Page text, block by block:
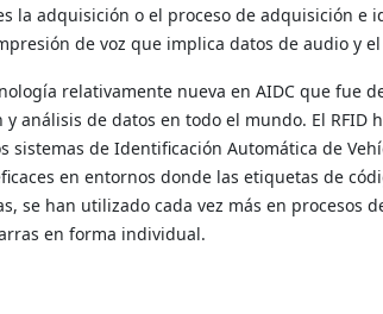
la adquisición o el proceso de adquisición
de voz que implica datos de audio y
relativamente nueva en AIDC que fue
análisis de datos en todo el mundo. El
de Identificación Automática de
en entornos donde las etiquetas de
se han utilizado cada vez más en procesos
en forma individual.